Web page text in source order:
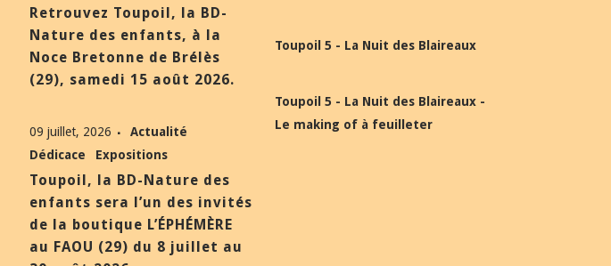
Retrouvez Toupoil, la BD-
Nature des enfants, à la
Noce Bretonne de Brélès
(29), samedi 15 août 2026.
09 juillet, 2026
Actualité
Dédicace
Expositions
Toupoil, la BD-Nature des
enfants sera l’un des invités
de la boutique L’ÉPHÉMÈRE
au FAOU (29) du 8 juillet au
Toupoil 5 - La Nuit des Blaireaux
Toupoil 5 - La Nuit des Blaireaux -
Le making of à feuilleter